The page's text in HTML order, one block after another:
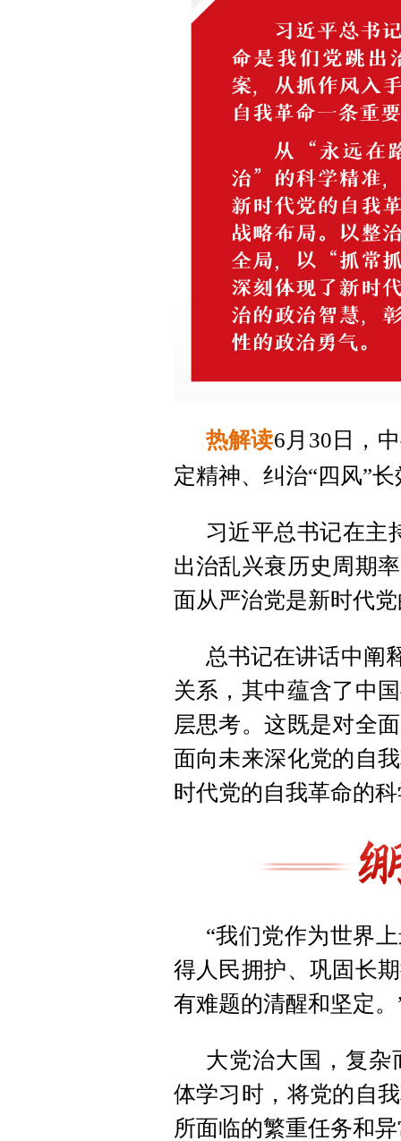
热解读6月30日，
定精神、纠治“四风”
习近平总书记在主
出治乱兴衰历史周期
面从严治党是新时代
总书记在讲话中阐
关系，其中蕴含了中
层思考。这既是对全
面向未来深化党的自
时代党的自我革命的
“我们党作为世界
得人民拥护、巩固长
有难题的清醒和坚定。
大党治大国，复
体学习时，将党的自
所面临的繁重任务和